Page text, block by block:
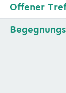
Offener